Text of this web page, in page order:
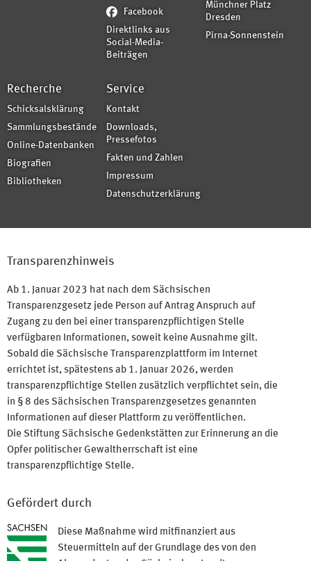
Facebook
Direktlinks aus
Social-Media-
Beiträgen
Münchner Platz
Dresden
Pirna-Sonnenstein
Recherche
Schicksalsklärung
Sammlungsbestände
Online-Datenbanken
Biografien
Bibliotheken
Service
Kontakt
Downloads,
Pressefotos
Fakten und Zahlen
Impressum
Datenschutzerklärung
Transparenzhinweis
Ab 1. Januar 2023 hat nach dem Sächsischen
Transparenzgesetz jede Person auf Antrag Anspruch auf
Zugang zu den bei einer transparenzpflichtigen Stelle
verfügbaren Informationen, soweit keine Ausnahme gilt.
Sobald die Sächsische Transparenzplattform im Internet
errichtet ist, spätestens ab 1. Januar 2026, werden
transparenzpflichtige Stellen zusätzlich verpflichtet sein, die
in § 8 des Sächsischen Transparenzgesetzes genannten
Informationen auf dieser Plattform zu veröffentlichen.
Die Stiftung Sächsische Gedenkstätten zur Erinnerung an die
Opfer politischer Gewaltherrschaft ist eine
transparenzpflichtige Stelle.
Gefördert durch
Diese Maßnahme wird mitfinanziert aus
Steuermitteln auf der Grundlage des von den